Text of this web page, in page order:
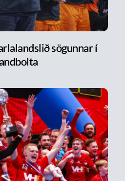
sögunnar í